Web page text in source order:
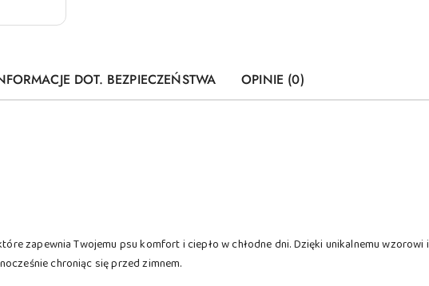
DOT. BEZPIECZEŃSTWA OPINIE (0)
zapewnia Twojemu psu komfort i ciepło w chłodne dni. Dzięki unikalnemu wzorowi i
chroniąc się przed zimnem.